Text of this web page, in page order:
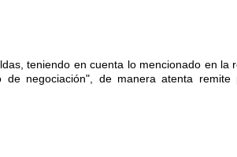
teniendo en cuenta lo mencionado en
negociación", de manera atenta